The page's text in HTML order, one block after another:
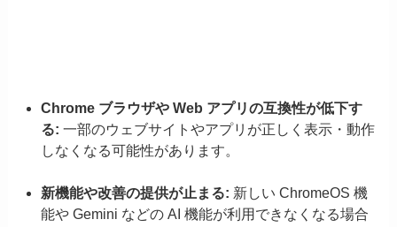
Chrome ブラウザや Web アプリの互換性が低下す
る: 一部のウェブサイトやアプリが正しく表示・動作
しなくなる可能性があります。
新機能や改善の提供が止まる: 新しい ChromeOS 機
能や Gemini などの AI 機能が利用できなくなる場合